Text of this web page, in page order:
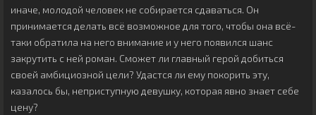
иначе, молодой человек не собирается сдаваться. Он
принимается делать всё возможное для того, чтобы она всё-
таки обратила на него внимание и у него появился шанс
закрутить с ней роман. Сможет ли главный герой добиться
своей амбициозной цели? Удастся ли ему покорить эту,
казалось бы, неприступную девушку, которая явно знает себе
цену?